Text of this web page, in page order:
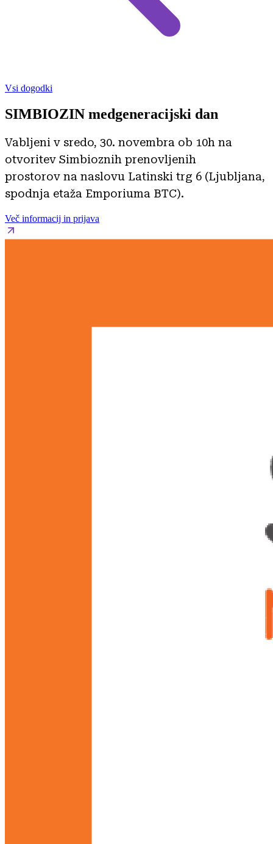
Vsi dogodki
SIMBIOZIN medgeneracijski dan
Vabljeni v sredo, 30. novembra ob 10h na
otvoritev Simbioznih prenovljenih
prostorov na naslovu Latinski trg 6 (Ljubljana,
spodnja etaža Emporiuma BTC).
Več informacij in prijava